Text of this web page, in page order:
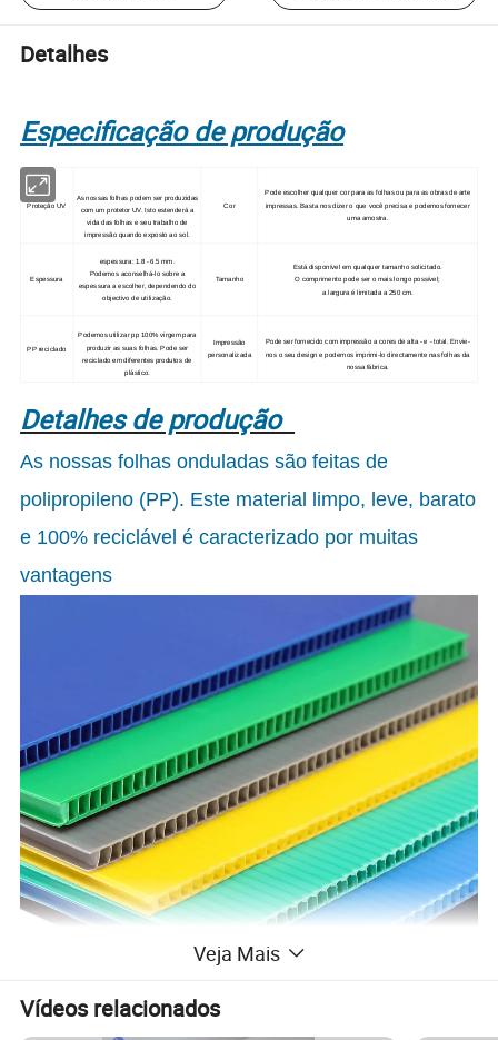
Detalhes
Especificação de produção
Proteção UV
As nossas folhas podem ser produzidas
com um protetor UV. Isto estenderá a
vida das folhas e seu trabalho de
impressão quando exposto ao sol.
Cor
Pode escolher qualquer cor para as folhas ou para as obras de arte
impressas. Basta nos dizer o que você precisa e podemos fornecer
uma amostra.
Espessura
espessura: 1.8 - 6.5 mm.
Podemos aconselhá-lo sobre a
espessura a escolher, dependendo do
objectivo de utilização.
Tamanho
Está disponível em qualquer tamanho solicitado.
O comprimento pode ser o mais longo possível;
a largura é limitada a 250 cm.
PP reciclado
Podemos utilizar pp 100% virgem para
produzir as suas folhas. Pode ser
reciclado em diferentes produtos de
plástico.
Impressão
personalizada
Pode ser fornecido com impressão a cores de alta ‐ e ‐ total. Envie-
nos o seu design e podemos imprimi-lo directamente nas folhas da
nossa fábrica.
Detalhes de produção
As nossas folhas onduladas são feitas de
polipropileno (PP). Este material limpo, leve, barato
e 100% reciclável é caracterizado por muitas
vantagens
Veja Mais
Vídeos relacionados